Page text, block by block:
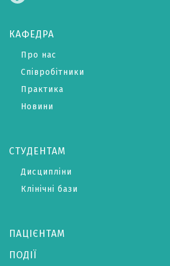
КАФЕДРА
Про нас
Співробітники
Практика
Новини
СТУДЕНТАМ
Дисципліни
Клінічні бази
ПАЦІЄНТАМ
ПОДІЇ